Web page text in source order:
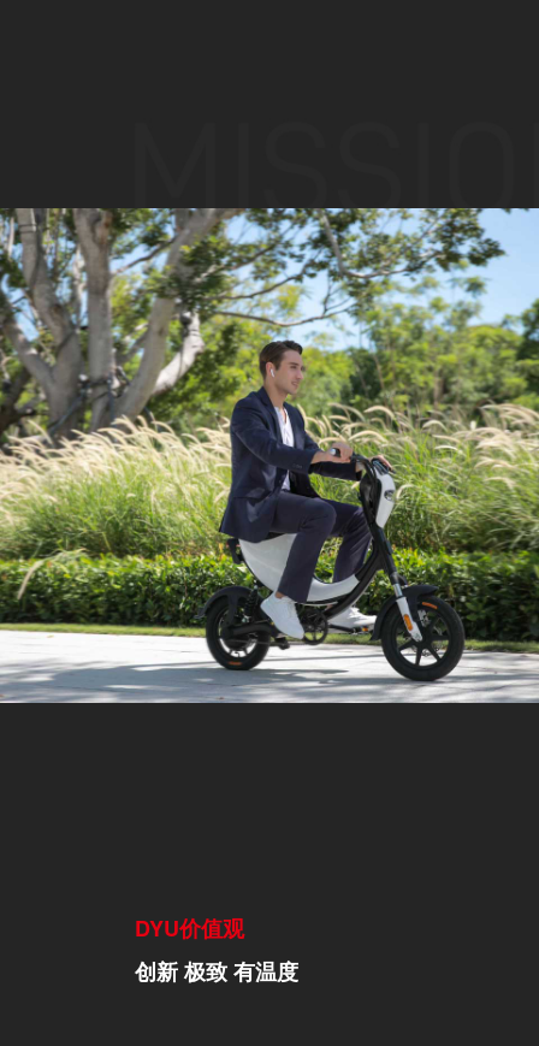
DYU价值观
创新 极致 有温度